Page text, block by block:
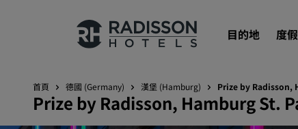
目的地 度
我們的品牌
首頁 德國 (Germany) 漢堡 (Hamburg) Prize by Radisson,
Prize by Radisson, Hamburg St.